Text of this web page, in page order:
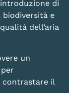
di
e
dell’aria
un
contrastare il